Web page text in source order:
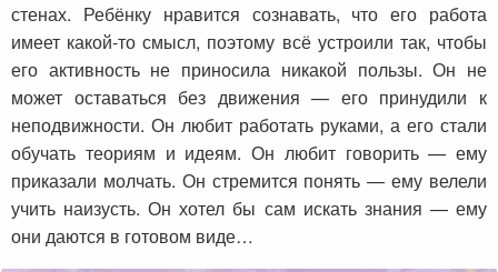
стенах. Ребёнку нравится сознавать, что его работа
имеет какой-то смысл, поэтому всё устроили так, чтобы
его активность не приносила никакой пользы.Он не
может оставаться без движения — его принудили к
неподвижности. Он любит работать руками, а его стали
обучать теориям и идеям. Он любит говорить — ему
приказали молчать. Он стремится понять — ему велели
учить наизусть. Он хотел бы сам искать знания — ему
они даются в готовом виде…